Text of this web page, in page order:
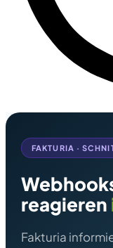
FAKTURIA ·
reagieren
Fakturia